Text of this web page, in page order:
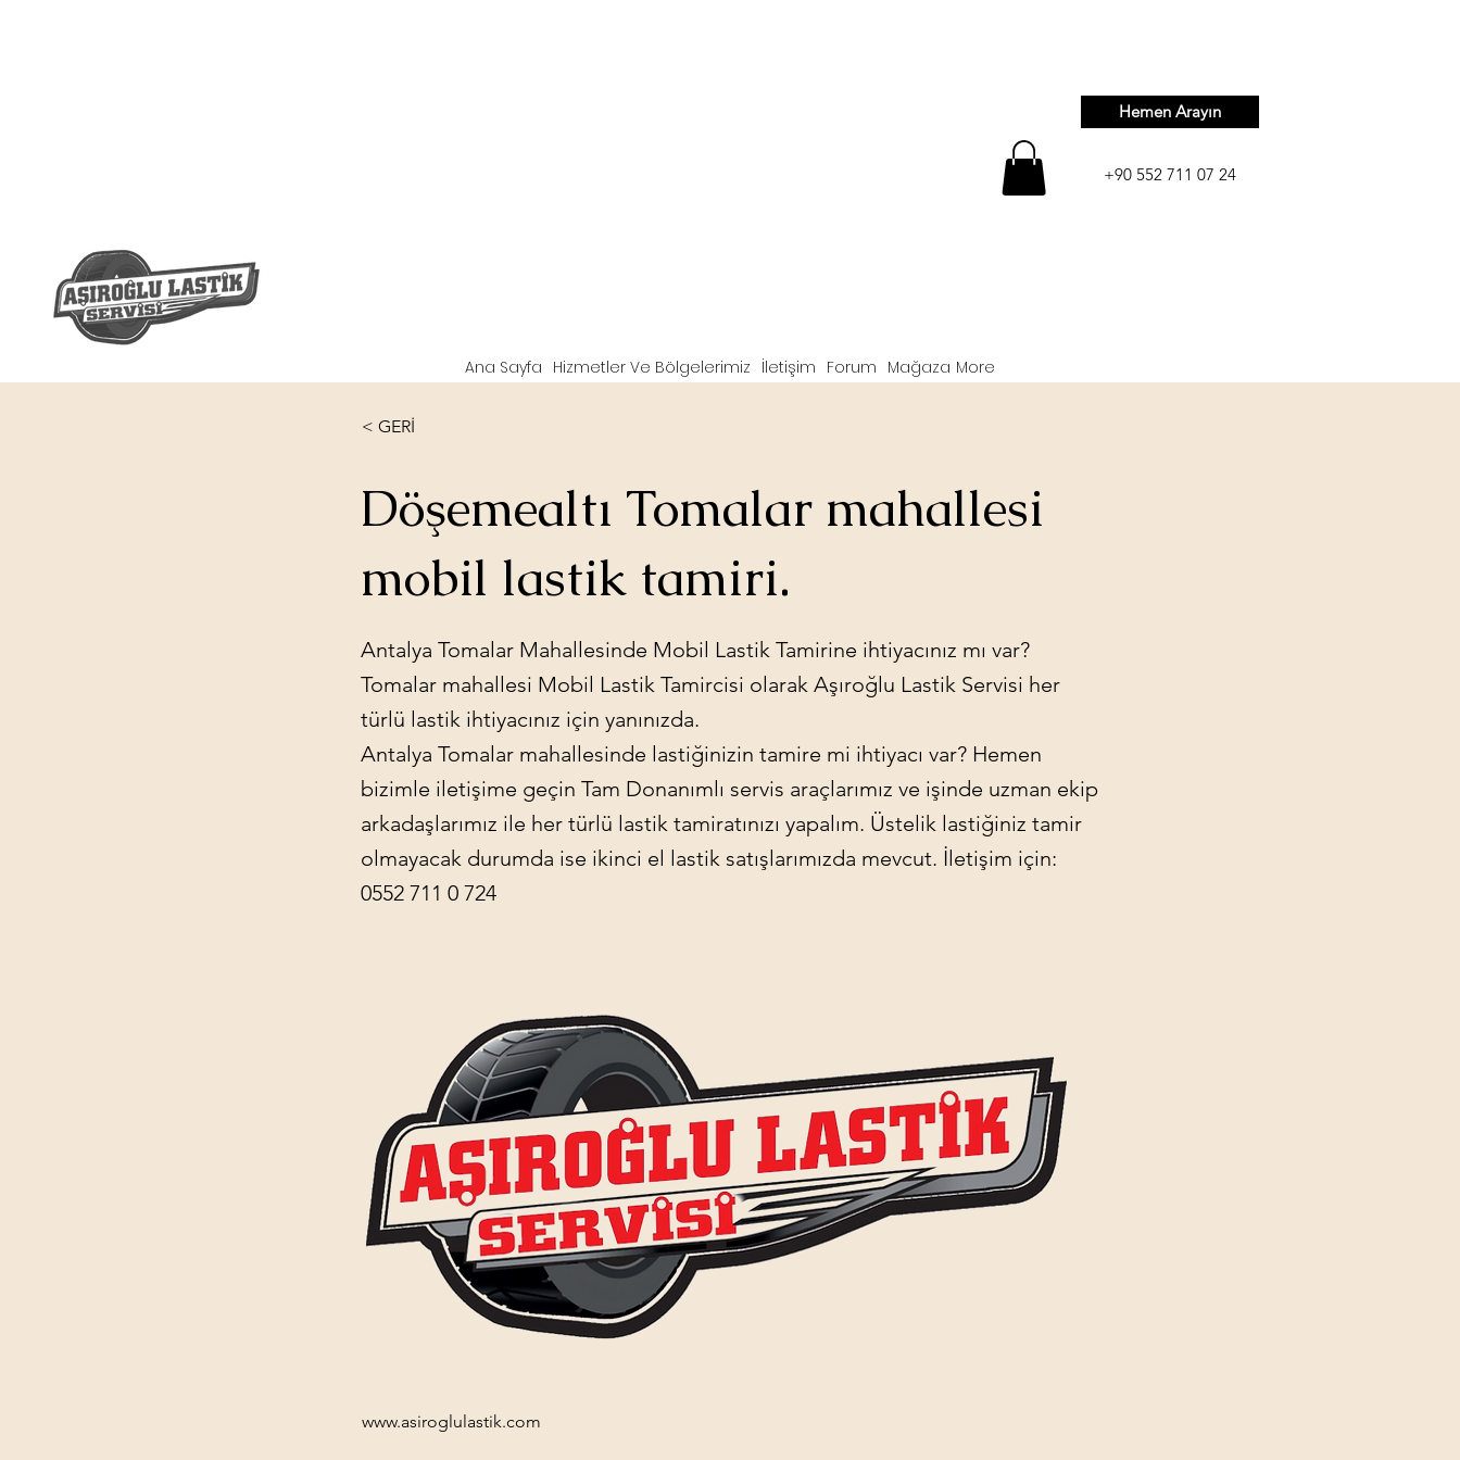
Ana Sayfa Hizmetler Ve Bölgelerimiz İletişim Forum Mağaza More
Hemen Arayın
+90 552 711 07 24
< GERİ
Döşemealtı Tomalar mahallesi
mobil lastik tamiri.
Antalya Tomalar Mahallesinde Mobil Lastik Tamirine ihtiyacınız mı var?
Tomalar mahallesi Mobil Lastik Tamircisi olarak Aşıroğlu Lastik Servisi her
türlü lastik ihtiyacınız için yanınızda.
Antalya Tomalar mahallesinde lastiğinizin tamire mi ihtiyacı var? Hemen
bizimle iletişime geçin Tam Donanımlı servis araçlarımız ve işinde uzman ekip
arkadaşlarımız ile her türlü lastik tamiratınızı yapalım. Üstelik lastiğiniz tamir
olmayacak durumda ise ikinci el lastik satışlarımızda mevcut. İletişim için:
0552 711 0 724
www.asiroglulastik.com